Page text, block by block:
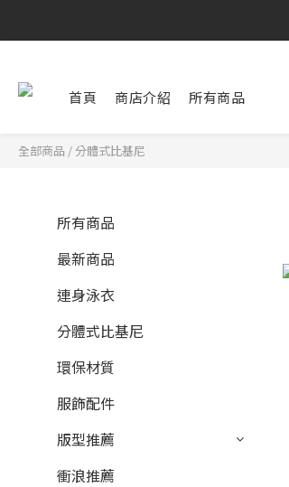
首頁 商店介紹 所有商品
全部商品 / 分體式比基尼
所有商品
最新商品
連身泳衣
分體式比基尼
環保材質
服飾配件
版型推薦
衝浪推薦